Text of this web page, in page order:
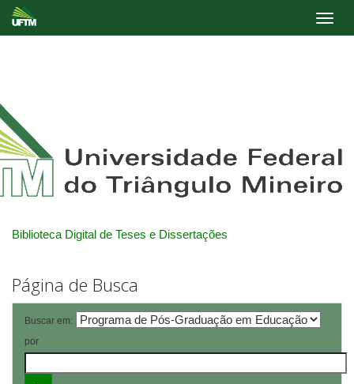
Biblioteca Digital de Teses e Dissertações
Página de Busca
Buscar em:
por